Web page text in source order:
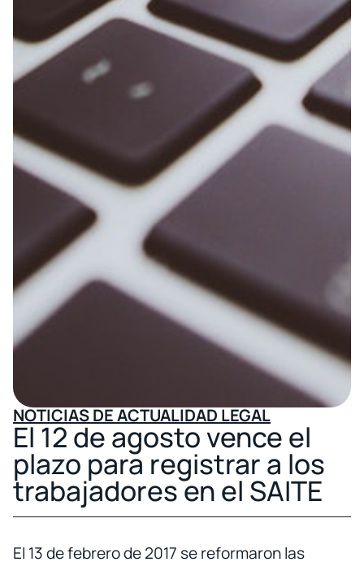
NOTICIAS DE ACTUALIDAD LEGAL
El 12 de agosto vence el
plazo para registrar a los
trabajadores en el SAITE
El 13 de febrero de 2017 se reformaron las